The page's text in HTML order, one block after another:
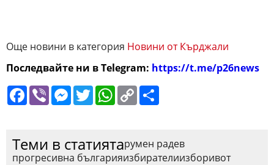
Още новини в категория Новини от Кърджали
Последвайте ни в Telegram: https://t.me/p26news
Facebook
ViberMessenger
TwitterWhatsApp
Copy
Link
Теми в статиятарумен радев
прогресивна българияизбирателиизборивот